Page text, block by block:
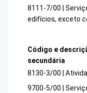
8111-7/00 |
edifícios, exceto
Código e
secundária
8130-3/00 |
9700-5/00 |